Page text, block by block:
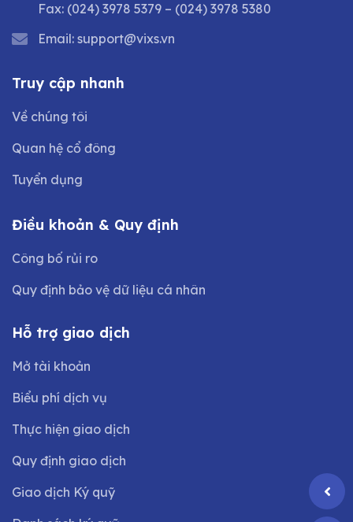
Fax: (024) 3978 5379 – (024) 3978 5380
Email: support@vixs.vn
Truy cập nhanh
Về chúng tôi
Quan hệ cổ đông
Tuyển dụng
Điều khoản & Quy định
Công bố rủi ro
Quy định bảo vệ dữ liệu cá nhân
Hỗ trợ giao dịch
Mở tài khoản
Biểu phí dịch vụ
Thực hiện giao dịch
Quy định giao dịch
Giao dịch Ký quỹ